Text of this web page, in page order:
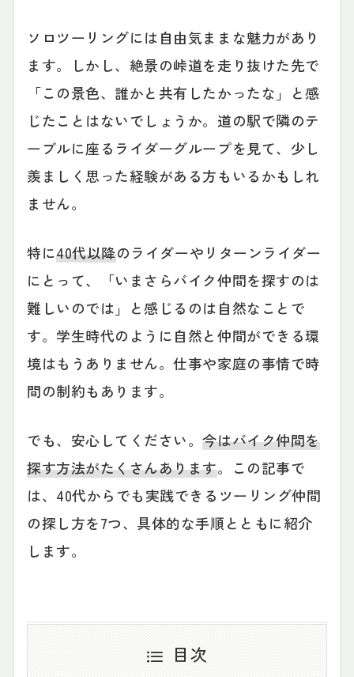
ソロツーリングには自由気ままな魅力があり
ます。しかし、絶景の峠道を走り抜けた先で
「この景色、誰かと共有したかったな」と感
じたことはないでしょうか。道の駅で隣のテ
ーブルに座るライダーグループを見て、少し
羨ましく思った経験がある方もいるかもしれ
ません。
特に40代以降のライダーやリターンライダー
にとって、「いまさらバイク仲間を探すのは
難しいのでは」と感じるのは自然なことで
す。学生時代のように自然と仲間ができる環
境はもうありません。仕事や家庭の事情で時
間の制約もあります。
でも、安心してください。今はバイク仲間を
探す方法がたくさんあります。この記事で
は、40代からでも実践できるツーリング仲間
の探し方を7つ、具体的な手順とともに紹介
します。
目次